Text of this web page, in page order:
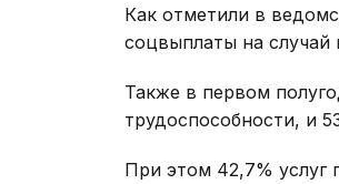
Как отметили в
соцвыплаты на случай
Также в первом
трудоспособности, и
При этом 42,7% услуг